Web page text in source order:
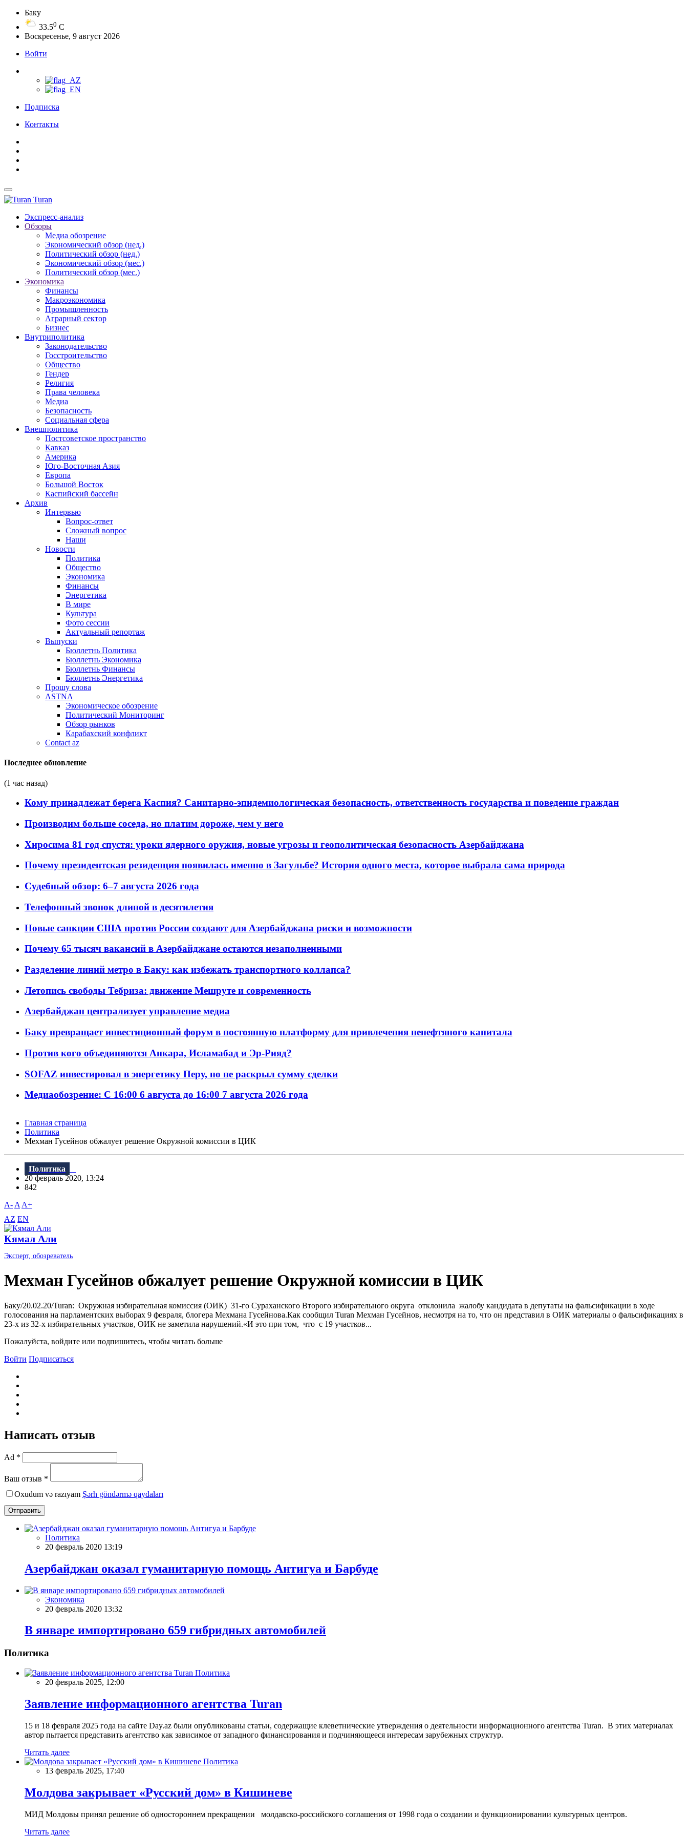
Баку
33.50 C
Воскресенье, 9 август 2026
Войти
Подписка
Контакты
Turan
Экспресс-анализ
Обзоры
Медиа обозрение
Экономический обзор (нед.)
Политический обзор (нед.)
Экономический обзор (мес.)
Политический обзор (мес.)
Экономика
Финансы
Макроэкономика
Промышленность
Аграрный сектор
Бизнес
Внутриполитика
Законодательство
Госстроительство
Общество
Гендер
Религия
Права человека
Медиа
Безопасность
Социальная сфера
Внешполитика
Постсоветское пространство
Кавказ
Америка
Юго-Восточная Азия
Европа
Большой Восток
Каспийский бассейн
Архив
Интервью
Вопрос-ответ
Сложный вопрос
Наши
Новости
Политика
Общество
Экономика
Финансы
Энергетика
В мире
Культура
Фото сессии
Актуальный репортаж
Выпуски
Бюллетнь Политика
Бюллетнь Экономика
Бюллетнь Финансы
Бюллетнь Энергетика
Прошу слова
ASTNA
Экономическое обозрение
Политический Мониторинг
Обзор рынков
Карабахский конфликт
Contact az
Последнее обновление
(1 час назад)
Кому принадлежат берега Каспия? Санитарно-эпидемиологическая безопасность, ответственность государства и поведение граждан
Производим больше соседа, но платим дороже, чем у него
Хиросима 81 год спустя: уроки ядерного оружия, новые угрозы и геополитическая безопасность Азербайджана
Почему президентская резиденция появилась именно в Загульбе? История одного места, которое выбрала сама природа
Судебный обзор: 6–7 августа 2026 года
Телефонный звонок длиной в десятилетия
Новые санкции США против России создают для Азербайджана риски и возможности
Почему 65 тысяч вакансий в Азербайджане остаются незаполненными
Разделение линий метро в Баку: как избежать транспортного коллапса?
Летопись свободы Тебриза: движение Мешруте и современность
Азербайджан централизует управление медиа
Баку превращает инвестиционный форум в постоянную платформу для привлечения ненефтяного капитала
Против кого объединяются Анкара, Исламабад и Эр-Рияд?
SOFAZ инвестировал в энергетику Перу, но не раскрыл сумму сделки
Медиаобозрение: С 16:00 6 августа до 16:00 7 августа 2026 года
Главная страница
Политика
Мехман Гусейнов обжалует решение Окружной комиссии в ЦИК
Политика
20 февраль 2020, 13:24
842
A- A A+
AZ EN
Кямал Али
Эксперт, обозреватель
Мехман Гусейнов обжалует решение Окружной комиссии в ЦИК
Баку/20.02.20/Turan: Окружная избирательная комиссия (ОИК) 31-го Сураханского Второго избирательного округа отклонила жалобу кандидата в депутаты на фальсификации в ходе
голосования на парламентских выборах 9 февраля, блогера Мехмана Гусейнова.Как сообщил Turan Мехман Гусейнов, несмотря на то, что он представил в ОИК материалы о фальсификациях в
23-х из 32-х избирательных участков, ОИК не заметила нарушений.«И это при том, что с 19 участков...
Пожалуйста, войдите или подпишитесь, чтобы читать больше
Войти Подписаться
Написать отзыв
Ad *
Ваш отзыв *
Oxudum və razıyam Şərh göndərmə qaydaları
Отправить
Политика
20 февраль 2020 13:19
Азербайджан оказал гуманитарную помощь Антигуа и Барбуде
Экономика
20 февраль 2020 13:32
В январе импортировано 659 гибридных автомобилей
Политика
Политика
20 февраль 2025, 12:00
Заявление информационного агентства Turan
15 и 18 февраля 2025 года на сайте Day.az были опубликованы статьи, содержащие клеветнические утверждения о деятельности информационного агентства Turan. В этих материалах
автор пытается представить агентство как зависимое от западного финансирования и подчиняющееся интересам зарубежных структур.
Читать далее
Политика
13 февраль 2025, 17:40
Молдова закрывает «Русский дом» в Кишиневе
МИД Молдовы принял решение об одностороннем прекращении молдавско-российского соглашения от 1998 года о создании и функционировании культурных центров.
Читать далее